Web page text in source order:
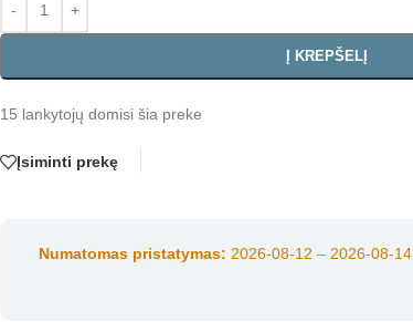
Į KREPŠELĮ
15 lankytojų domisi šia preke
Įsiminti prekę
Numatomas pristatymas: 2026-08-12 – 2026-08-14